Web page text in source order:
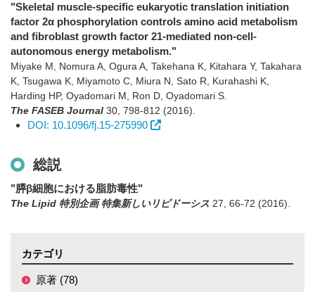
"Skeletal muscle-specific eukaryotic translation initiation
factor 2α phosphorylation controls amino acid metabolism
and fibroblast growth factor 21-mediated non-cell-
autonomous energy metabolism."
Miyake M, Nomura A, Ogura A, Takehana K, Kitahara Y, Takahara
K, Tsugawa K, Miyamoto C, Miura N, Sato R, Kurahashi K,
Harding HP, Oyadomari M, Ron D, Oyadomari S.
The FASEB Journal 30 798-812 (2016)
DOI: 10.1096/fj.15-275990
総説
"膵β細胞における脂肪毒性"
The Lipid 特別企画 特集新しいリピドーシス 27 66-72 (2016)
カテゴリ
原著 (78)